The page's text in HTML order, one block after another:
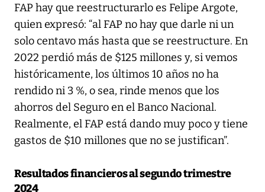
FAP hay que reestructurarlo es Felipe Argote,
quien expresó: “al FAP no hay que darle ni un
solo centavo más hasta que se reestructure. En
2022 perdió más de $125 millones y, si vemos
históricamente, los últimos 10 años no ha
rendido ni 3 %, o sea, rinde menos que los
ahorros del Seguro en el Banco Nacional.
Realmente, el FAP está dando muy poco y tiene
gastos de $10 millones que no se justifican”.
Resultados financieros al segundo trimestre
2024